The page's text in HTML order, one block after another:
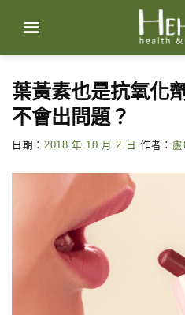
content
葉黃素也是抗氧化
不會出問題？
日期： 2018 年 10 月 2 日 作者： 盧